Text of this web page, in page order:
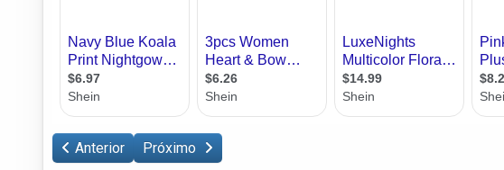
Anterior Próximo